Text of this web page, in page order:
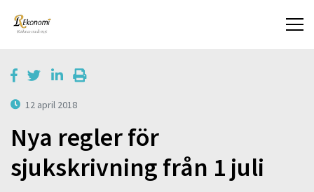
12 april 2018
Nya regler för
sjukskrivning från 1 juli